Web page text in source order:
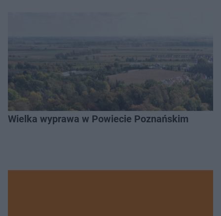
Wielka wyprawa w Powiecie Poznańskim